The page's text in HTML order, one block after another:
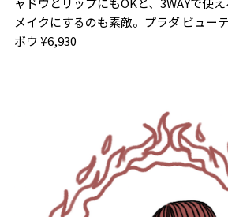
メイクにするのも素敵。プラダ ビュー
ボウ ¥6,930